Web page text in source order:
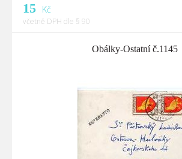
15 Kč
včetně DPH dle § 90
Obálky-Ostatní č.1145